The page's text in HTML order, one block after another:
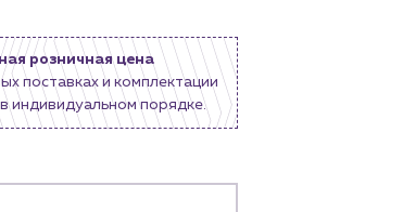
розничная цена
поставках и комплектации
индивидуальном порядке.